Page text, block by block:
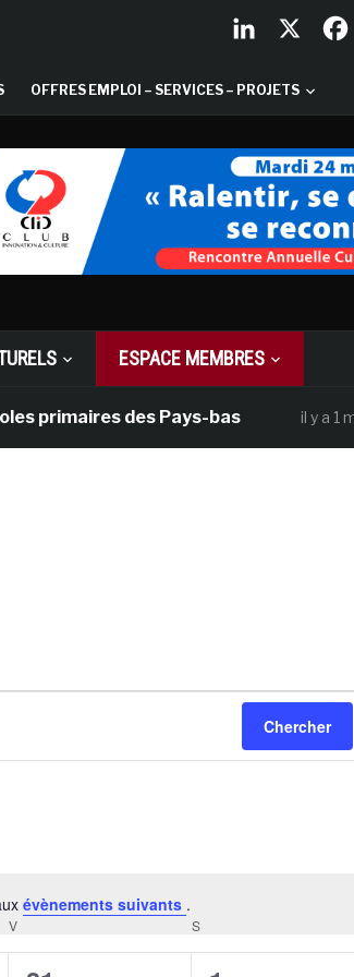
OFFRES EMPLOI – SERVICES – PROJETS
ESPACE MEMBRES
primaires des Pays-bas il y a 1 mois
évènements suivants .
Chercher
V S